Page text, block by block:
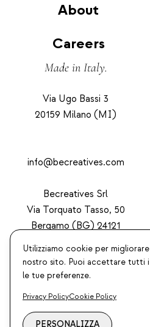
About
Careers
Made in Italy.
Via Ugo Bassi 3
20159 Milano (MI)
info@becreatives.com
Becreatives Srl
Via Torquato Tasso, 50
Bergamo (BG) 24121
P. IVA 04202420164
BECREATIVES ©2026
Utilizziamo cookie per migliorare
nostro sito. Puoi accettare tutti
le tue preferenze.
Privacy PolicyCookie Policy
PERSONALIZZA